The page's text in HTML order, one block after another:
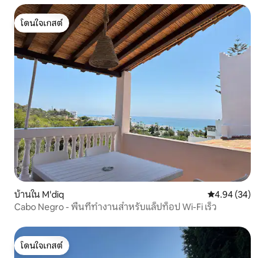
โดนใจเกสต์
โดนใจเกสต์
บ้านใน M'diq คะแนนเฉลี่ย
4.94 (34)
Cabo Negro - พื้นที่ทำงานสำหรับแล็ปท็อป Wi-Fi เร็ว
โดนใจเกสต์
โดนใจเกสต์